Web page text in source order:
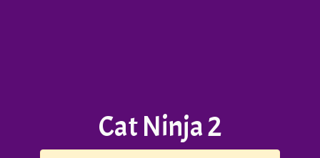
Cat Ninja 2